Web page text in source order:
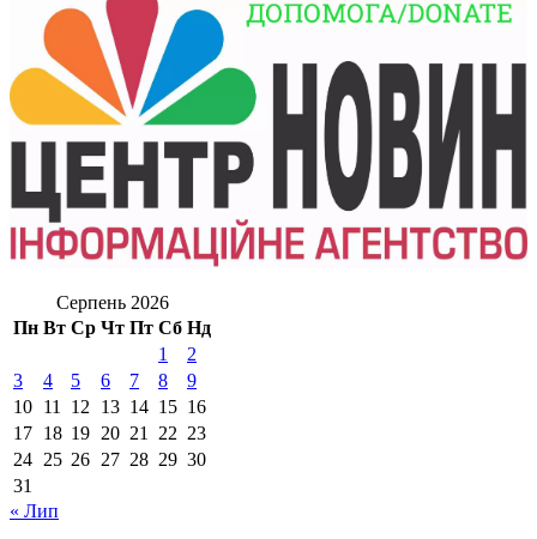
Серпень 2026
Пн Вт Ср Чт Пт Сб Нд
1
2
3
4 5 6 7 8
9
10 11 12 13 14 15 16
17 18 19 20 21 22 23
24 25 26 27 28 29 30
31
« Лип